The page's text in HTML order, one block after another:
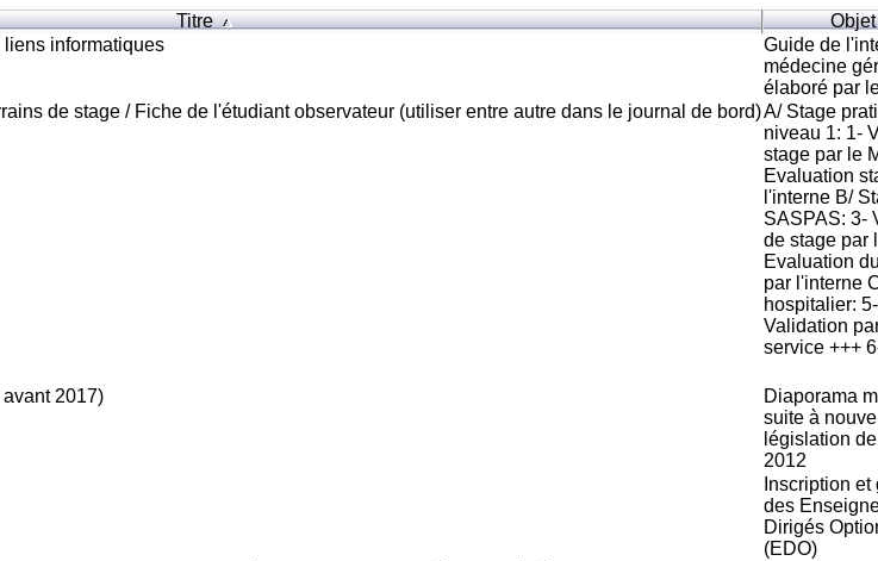
Titre
Objet
informatiques
Guide de
médecine
élaboré par
de stage / Fiche de l'étudiant observateur (utiliser entre autre dans le journal de bord)A/ Stage
niveau 1: 1-
stage par le
Evaluation
l'interne B/
SASPAS: 3-
de stage par
Evaluation
par l'interne
hospitalier: 5-
Validation
service +++
2017)
Diaporama
suite à
législation
2012
Inscription et
des
Dirigés
(EDO)